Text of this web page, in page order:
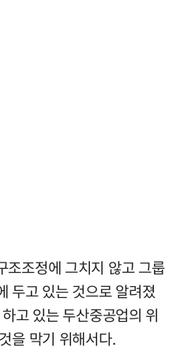
조조정에 그치지 않고 그룹
두고 있는 것으로 알려졌
고 있는 두산중공업의 위
을 막기 위해서다.